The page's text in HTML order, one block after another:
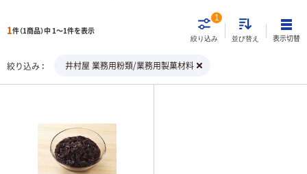
1件（1商品）中 1～1件を表示
絞り込み
1
並び替え 表示切替
絞り込み 井村屋 業務用粉類/業務用製菓材料